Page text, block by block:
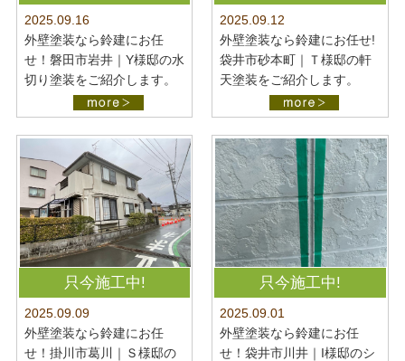
2025.09.16
外壁塗装なら鈴建にお任
せ！磐田市岩井｜Y様邸の水
切り塗装をご紹介します。
2025.09.12
外壁塗装なら鈴建にお任せ!
袋井市砂本町｜Ｔ様邸の軒
天塗装をご紹介します。
只今施工中!
2025.09.09
外壁塗装なら鈴建にお任
せ！掛川市葛川｜Ｓ様邸の
只今施工中!
2025.09.01
外壁塗装なら鈴建にお任
せ！袋井市川井｜I様邸のシ